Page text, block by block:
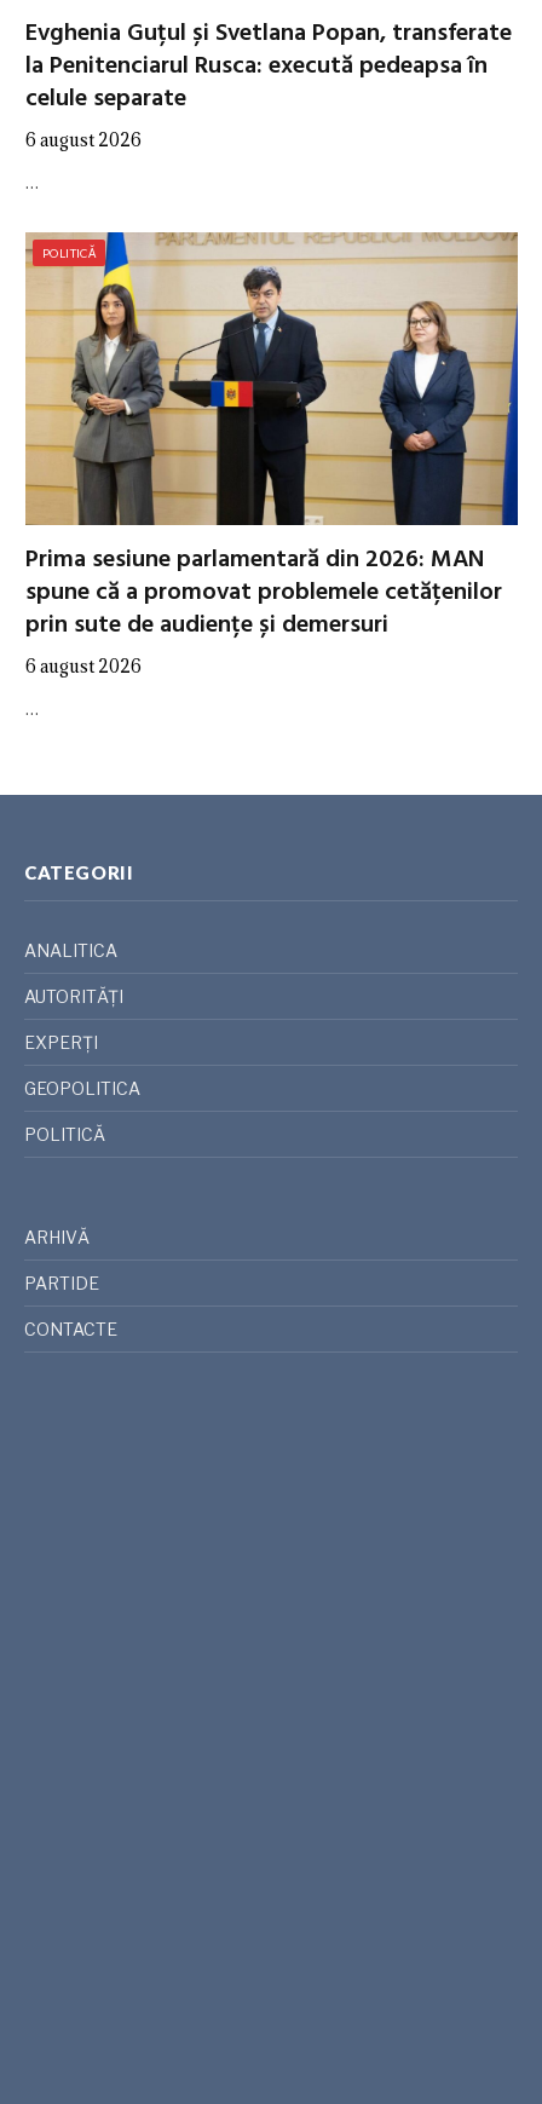
Evghenia Guțul și Svetlana Popan, transferate
la Penitenciarul Rusca: execută pedeapsa în
celule separate
6 august 2026
…
POLITICĂ
Prima sesiune parlamentară din 2026: MAN
spune că a promovat problemele cetățenilor
prin sute de audiențe și demersuri
6 august 2026
…
CATEGORII
ANALITICA
AUTORITĂȚI
EXPERȚI
GEOPOLITICA
POLITICĂ
ARHIVĂ
PARTIDE
CONTACTE